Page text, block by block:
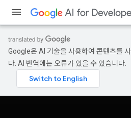
Google은 AI 기술을 사용하여 콘텐츠를
다. AI 번역에는 오류가 있을 수 있습니다.